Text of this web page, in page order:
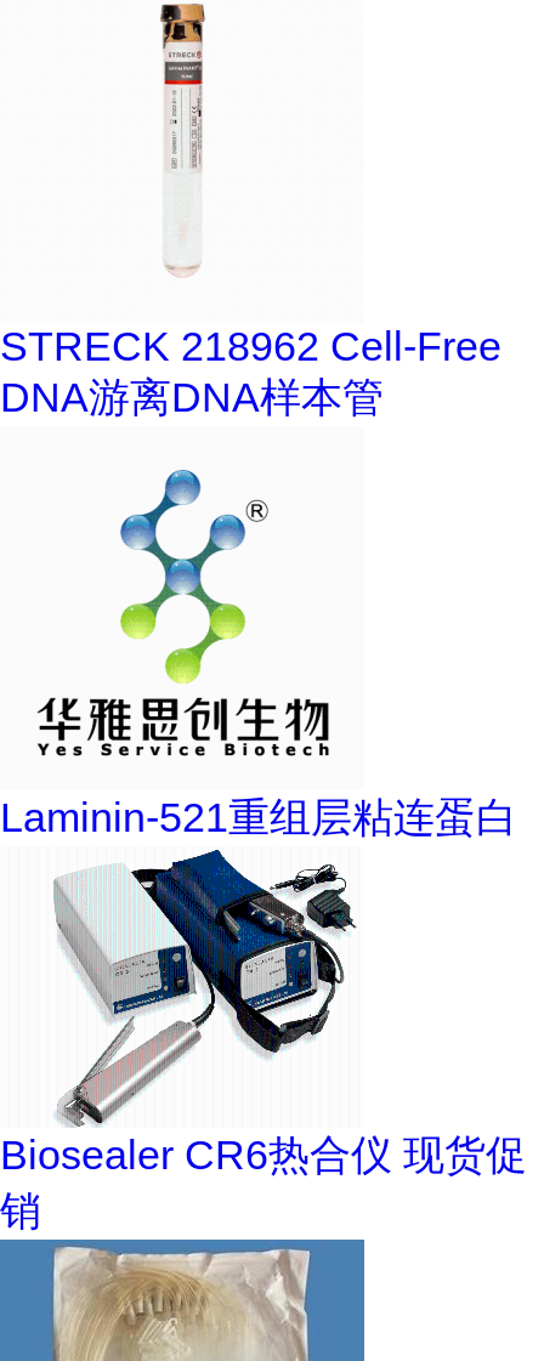
STRECK 218962 Cell-Free
DNA游离DNA样本管
Laminin-521重组层粘连蛋白
Biosealer CR6热合仪 现货促
销